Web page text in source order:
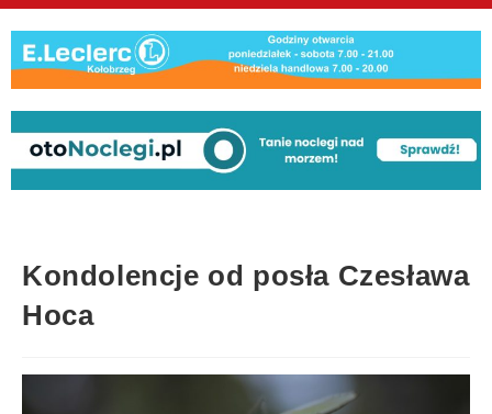
Kondolencje od posła Czesława
Hoca